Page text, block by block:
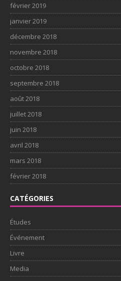
février 2019
janvier 2019
décembre 2018
novembre 2018
octobre 2018
septembre 2018
août 2018
juillet 2018
juin 2018
avril 2018
mars 2018
février 2018
CATÉGORIES
Études
Événement
Livre
Media